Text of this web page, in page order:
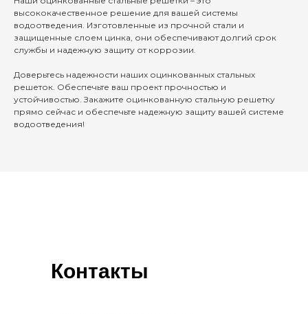
высококачественное решение для вашей системы
водоотведения. Изготовленные из прочной стали и
защищенные слоем цинка, они обеспечивают долгий срок
службы и надежную защиту от коррозии.
Доверьтесь надежности наших оцинкованных стальных
решеток. Обеспечьте ваш проект прочностью и
устойчивостью. Закажите оцинкованную стальную решетку
прямо сейчас и обеспечьте надежную защиту вашей системе
водоотведения!
Контакты